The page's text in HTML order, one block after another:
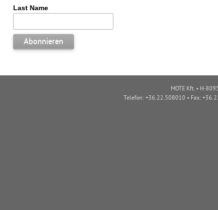
Last Name
MOTE Kft. • H-
Telefon: +36.22.508010 • Fax: